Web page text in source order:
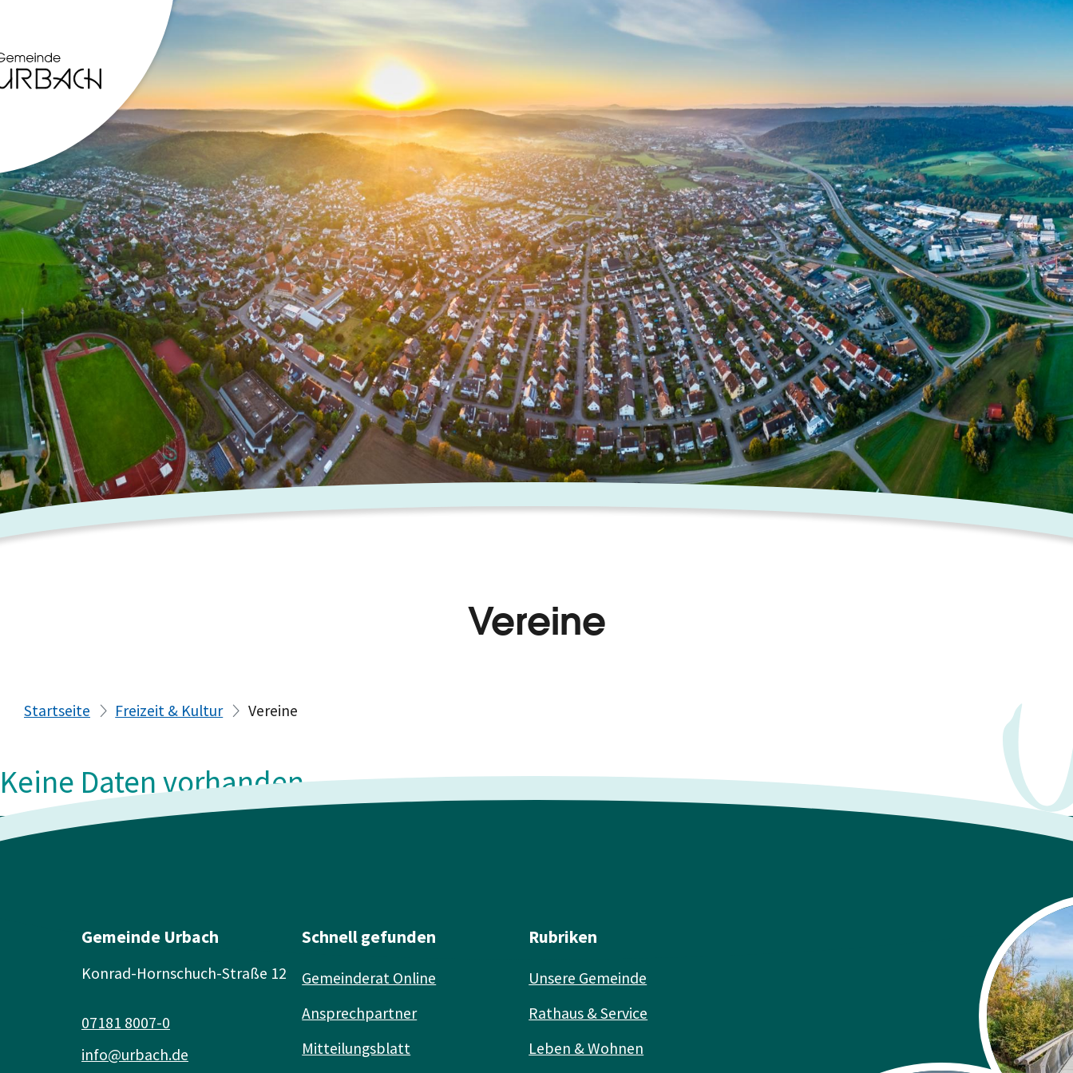
Vereine
Startseite Freizeit & Kultur Vereine
Keine Daten vorhanden
Gemeinde Urbach
Konrad-Hornschuch-Straße 12
info@urbach.de
07181 8007-0
Schnell gefunden
Gemeinderat Online
Ansprechpartner
Mitteilungsblatt
Rubriken
Unsere Gemeinde
Rathaus & Service
Leben & Wohnen